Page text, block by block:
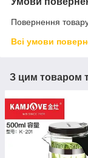
Повернення
Всі умови
З цим товаром